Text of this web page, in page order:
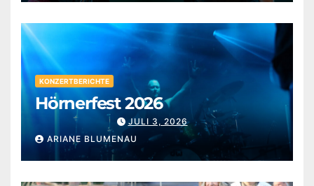
KONZERTBERICHTE
Hörnerfest 2026
JULI 3, 2026
ARIANE BLUMENAU